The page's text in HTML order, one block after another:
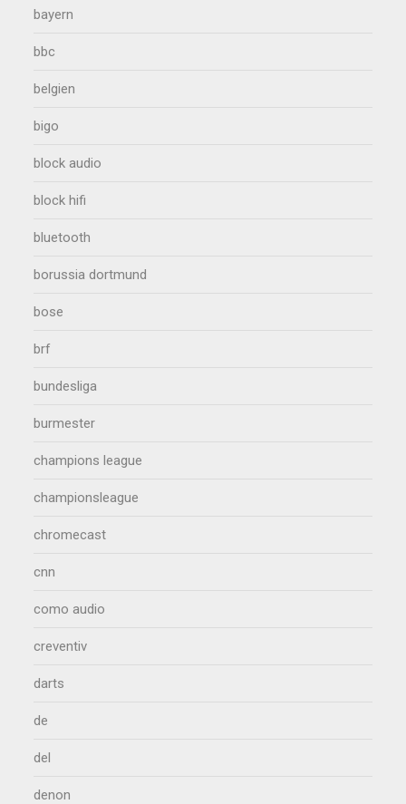
bayern
bbc
belgien
bigo
block audio
block hifi
bluetooth
borussia dortmund
bose
brf
bundesliga
burmester
champions league
championsleague
chromecast
cnn
como audio
creventiv
darts
de
del
denon